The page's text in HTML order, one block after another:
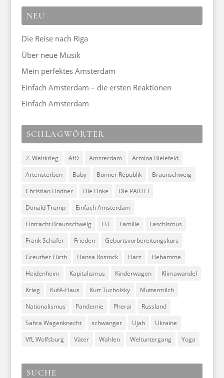
NEU
Die Reise nach Riga
Über neue Musik
Mein perfektes Amsterdam
Einfach Amsterdam – die ersten Reaktionen
Einfach Amsterdam
SCHLAGWÖRTER
2. Weltkrieg AfD Amsterdam
Armina Bielefeld
Artensterben
Baby Bonner Republik
Braunschweig
Christian Lindner
Die Linke
Die PARTEI
Donald Trump
Einfach Amsterdam
Eintracht Braunschweig
EU Familie
Faschismus
Frank Schäfer
Frieden
Geburtsvorbereitungskurs
Greuther Fürth
Hansa Rostock Harz
Hebamme
Heidenheim
Kapitalismus Kinderwagen
Klimawandel
Krieg
KufA-Haus Kurt Tucholsky
Muttermilch
Nationalismus
Pandemie Pherai
Russland
Sahra Wagenknecht
schwanger Ujah
Ukraine
VfL Wolfsburg
Väter Wahlen Weltuntergang Yoga
SUCHE